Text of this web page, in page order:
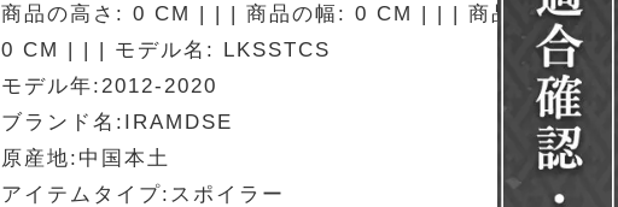
商品の高さ: 0 CM | | | 商品の幅: 0 CM | | | 商品の長さ:
0 CM | | | モデル名: LKSSTCS
モデル年:2012-2020
ブランド名:IRAMDSE
原産地:中国本土
アイテムタイプ:スポイラー